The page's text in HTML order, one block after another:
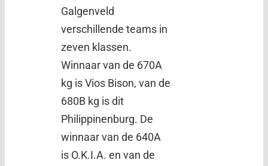
Galgenveld
verschillende teams in
zeven klassen.
Winnaar van de 670A
kg is Vios Bison, van de
680B kg is dit
Philippinenburg. De
winnaar van de 640A
is O.K.I.A. en van de